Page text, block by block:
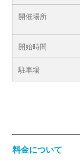
開催場所
開始時間
駐車場
料金について